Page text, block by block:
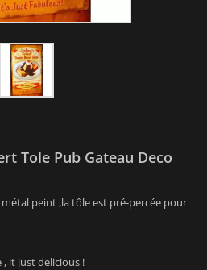
Tole Pub Gateau Deco
peint ,la tôle est pré-percée pour
it just delicious !